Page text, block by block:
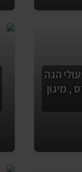
הגה
, מיגון